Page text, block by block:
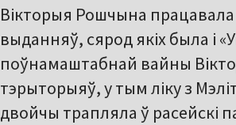
Вікторыя Рошчына
выданняў, сярод якіх была і
поўнамаштабнай вайны
тэрыторыяў, у тым ліку з
двойчы трапляла ў расейскі